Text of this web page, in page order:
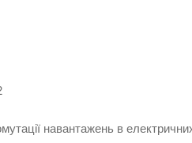
навантажень в